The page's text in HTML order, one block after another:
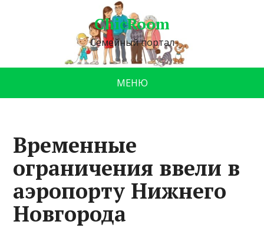
ChicRoom
Семейный портал
МЕНЮ
Временные
ограничения ввели в
аэропорту Нижнего
Новгорода